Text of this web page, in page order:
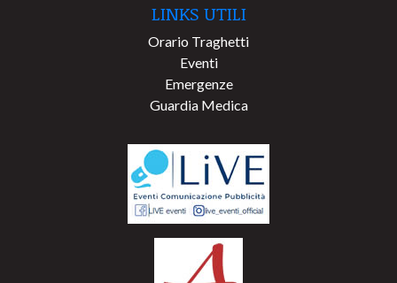
LINKS UTILI
Orario Traghetti
Eventi
Emergenze
Guardia Medica